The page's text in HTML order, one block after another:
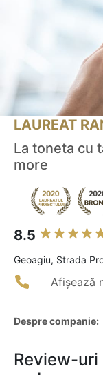
LAUREAT
La toneta cu
more
8.5
Geoagiu, Strada
Afișează
Despre companie:
Review-